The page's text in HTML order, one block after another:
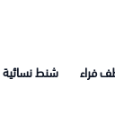
فراء شنط نسائية